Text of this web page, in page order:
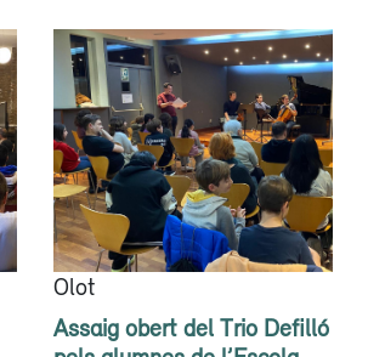
Olot
Assaig obert del Trio Defilló